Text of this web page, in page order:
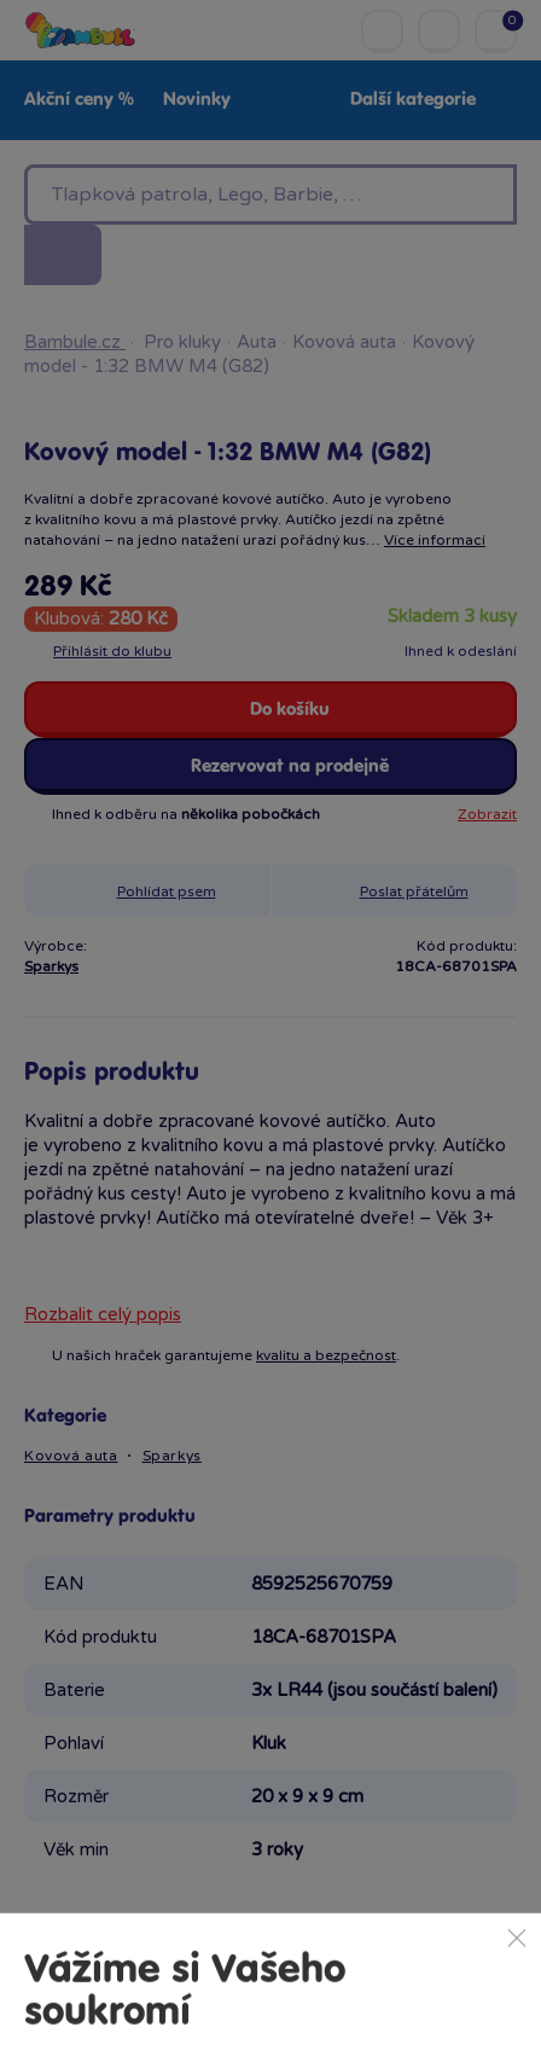
0
Akční ceny % Novinky
Baby Značky
Další kategorie
Bambule.cz · Pro kluky · Auta · Kovová auta · Kovový
model - 1:32 BMW M4 (G82)
Kovový model - 1:32 BMW M4 (G82)
Kvalitní a dobře zpracované kovové autíčko. Auto je vyrobeno
z kvalitního kovu a má plastové prvky. Autíčko jezdí na zpětné
natahování – na jedno natažení urazí pořádný kus… Více informací
289 Kč
Klubová: 280 Kč
Přihlásit do klubu
skladem 3 kusy
Ihned k odeslání
Rezervovat na prodejně
Do košíku
Ihned k odběru na několika pobočkách Zobrazit
Pohlídat psem Poslat přátelům
Výrobce:
Sparkys
Kód produktu:
18CA-68701SPA
Popis produktu
Kvalitní a dobře zpracované kovové autíčko. Auto
je vyrobeno z kvalitního kovu a má plastové prvky. Autíčko
jezdí na zpětné natahování – na jedno natažení urazí
pořádný kus cesty! Auto je vyrobeno z kvalitního kovu a má
plastové prvky! Autíčko má otevíratelné dveře! – Věk 3+
Rozbalit celý popis
U našich hraček garantujeme kvalitu a bezpečnost.
Kategorie
Kovová auta Sparkys
Parametry produktu
EAN 8592525670759
Kód produktu 18CA-68701SPA
Baterie 3x LR44 (jsou součástí balení)
Pohlaví Kluk
Rozměr 20 x 9 x 9 cm
Věk min 3 roky
Podobné produkty
Vážíme si Vašeho
soukromí